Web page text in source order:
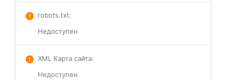
robots.txt:
Недоступен
XML Карта сайта:
Недоступен